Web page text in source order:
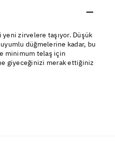
zirvelere taşıyor. Düşük
düğmelerine kadar, bu
minimum telaş için
giyeceğinizi merak ettiğiniz